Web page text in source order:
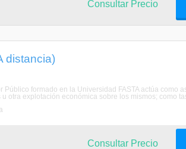
Consultar Precio
distancia)
formado en la Universidad FASTA actúa como
otra explotación económica sobre los mismos; como
Consultar Precio